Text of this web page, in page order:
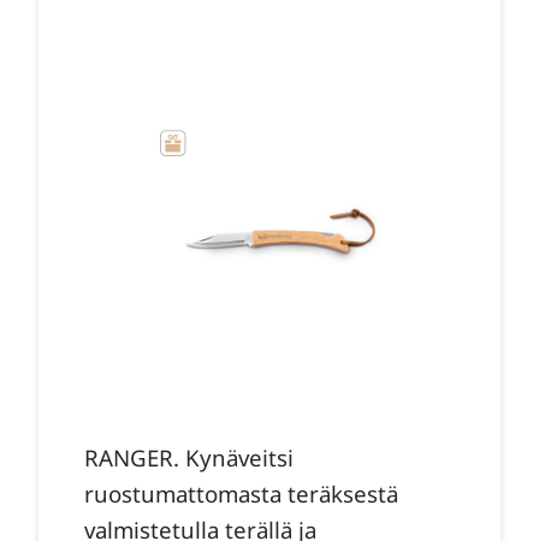
RANGER. Kynäveitsi
ruostumattomasta teräksestä
valmistetulla terällä ja